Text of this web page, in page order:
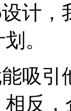
计
。
吸
反